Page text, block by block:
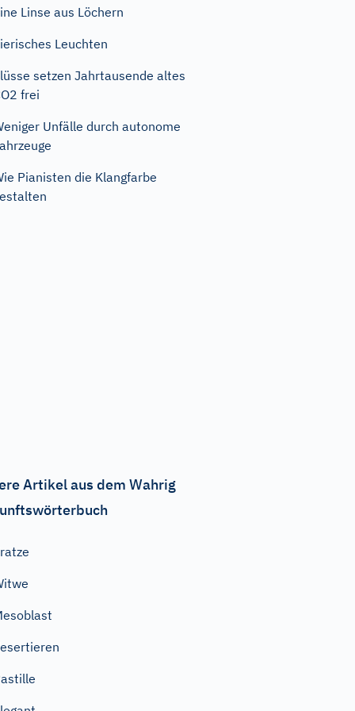
Linse aus Löchern
Leuchten
setzen Jahrtausende altes
frei
Unfälle durch autonome
Pianisten die Klangfarbe
Artikel aus dem Wahrig